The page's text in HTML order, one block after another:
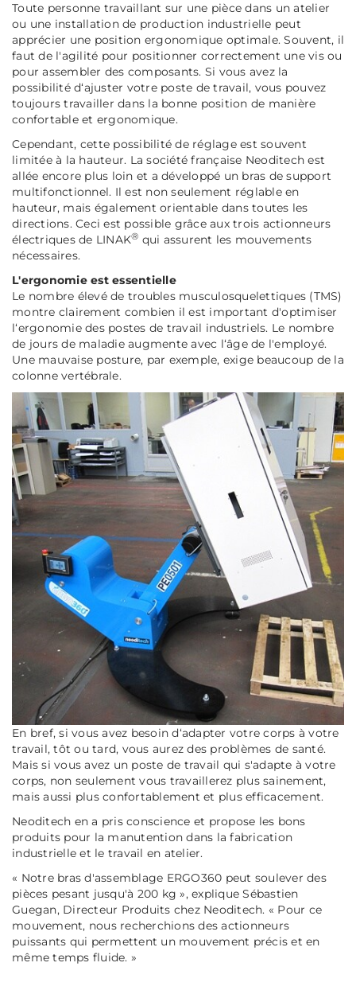
Toute personne travaillant sur une pièce dans un atelier
ou une installation de production industrielle peut
apprécier une position ergonomique optimale. Souvent, il
faut de l'agilité pour positionner correctement une vis ou
pour assembler des composants. Si vous avez la
possibilité d‘ajuster votre poste de travail, vous pouvez
toujours travailler dans la bonne position de manière
confortable et ergonomique.
Cependant, cette possibilité de réglage est souvent
limitée à la hauteur. La société française Neoditech est
allée encore plus loin et a développé un bras de support
multifonctionnel. Il est non seulement réglable en
hauteur, mais également orientable dans toutes les
directions. Ceci est possible grâce aux trois actionneurs
électriques de LINAK® qui assurent les mouvements
nécessaires.
L'ergonomie est essentielle
Le nombre élevé de troubles musculosquelettiques (TMS)
montre clairement combien il est important d'optimiser
l‘ergonomie des postes de travail industriels. Le nombre
de jours de maladie augmente avec l‘âge de l'employé.
Une mauvaise posture, par exemple, exige beaucoup de la
colonne vertébrale.
En bref, si vous avez besoin d‘adapter votre corps à votre
travail, tôt ou tard, vous aurez des problèmes de santé.
Mais si vous avez un poste de travail qui s'adapte à votre
corps, non seulement vous travaillerez plus sainement,
mais aussi plus confortablement et plus efficacement.
Neoditech en a pris conscience et propose les bons
produits pour la manutention dans la fabrication
industrielle et le travail en atelier.
« Notre bras d'assemblage ERGO360 peut soulever des
pièces pesant jusqu'à 200 kg », explique Sébastien
Guegan, Directeur Produits chez Neoditech. « Pour ce
mouvement, nous recherchions des actionneurs
puissants qui permettent un mouvement précis et en
même temps fluide. »